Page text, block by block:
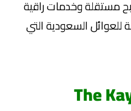
مستقلة وخدمات راقية
للعوائل السعودية التي
The